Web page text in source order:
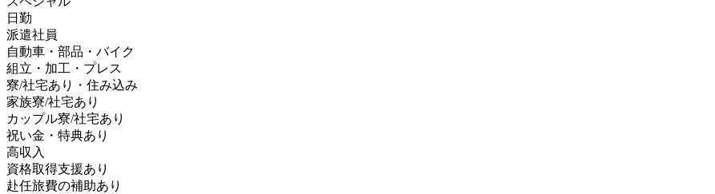
日勤
派遣社員
自動車・部品・バイク
組立・加工・プレス
寮/社宅あり・住み込み
家族寮/社宅あり
カップル寮/社宅あり
祝い金・特典あり
高収入
資格取得支援あり
赴任旅費の補助あり